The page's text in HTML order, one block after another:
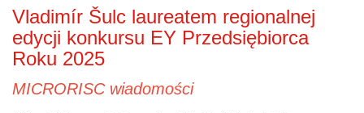
Vladimír Šulc laureatem regionalnej
edycji konkursu EY Przedsiębiorca
Roku 2025
MICRORISC wiadomości